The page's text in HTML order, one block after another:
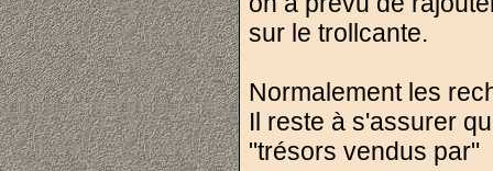
sur le trollcante.
Normalement les
Il reste à s'assurer
"trésors vendus par"